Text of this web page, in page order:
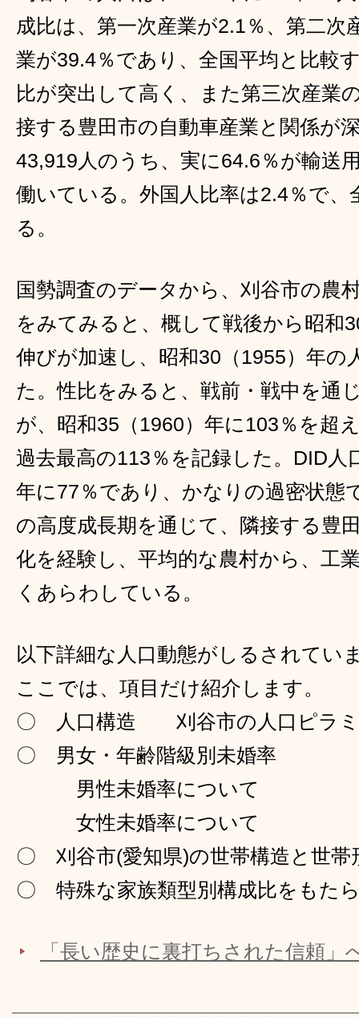
成比は、第一次産業が2.1％、第二次
業が39.4％であり、全国平均と比較
比が突出して高く、また第三次産業
接する豊田市の自動車産業と関係が
43,919人のうち、実に64.6％が輸送
働いている。外国人比率は2.4％で、
る。
国勢調査のデータから、刈谷市の農
をみてみると、概して戦後から昭和
伸びが加速し、昭和30（1955）年の
た。性比をみると、戦前・戦中を通
が、昭和35（1960）年に103％を超
過去最高の113％を記録した。DID人
年に77％であり、かなりの過密状態
の高度成長期を通じて、隣接する豊
化を経験し、平均的な農村から、工
くあらわしている。
以下詳細な人口動態がしるされ
ここでは、項目だけ紹介します。
〇 人口構造 刈谷市の人口ピラ
〇 男女・年齢階級別未婚率
男性未婚率について
女性未婚率について
〇 刈谷市(愛知県)の世帯構造と世帯
〇 特殊な家族類型別構成比をもた
「長い歴史に裏打ちされた信頼」